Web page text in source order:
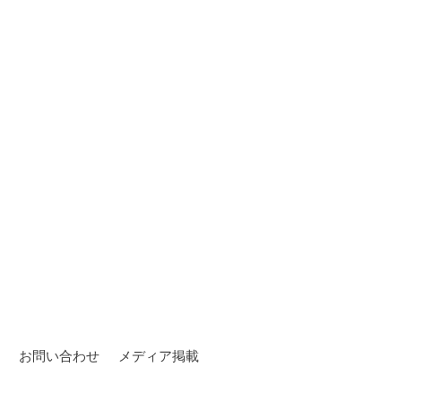
お問い合わせ
メディア掲載